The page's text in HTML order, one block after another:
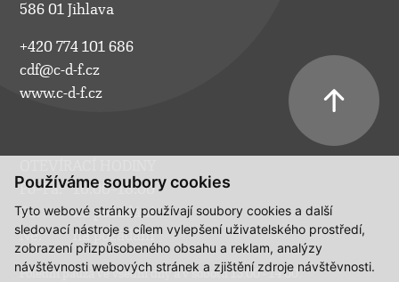
Používáme soubory cookies
Tyto webové stránky používají soubory cookies a další
sledovací nástroje s cílem vylepšení uživatelského prostředí,
zobrazení přizpůsobeného obsahu a reklam, analýzy
návštěvnosti webových stránek a zjištění zdroje návštěvnosti.
586 01 Jihlava
+420 774 101 686
cdf@c-d-f.cz
www.c-d-f.cz
Po–Pá:
10.00–18.00
So:
na požádání
Ne:
na požádání
Polední pauza ve všední dny a v sobotu 13:00 - 14:00.